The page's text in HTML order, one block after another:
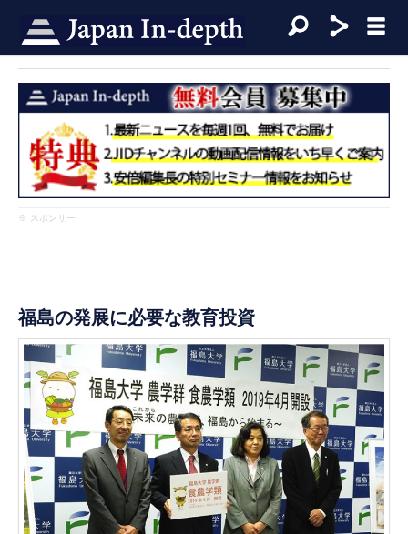
※ スポンサー
福島の発展に必要な教育投資